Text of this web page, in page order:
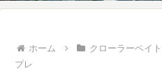
ホーム クローラーベイ
プレ